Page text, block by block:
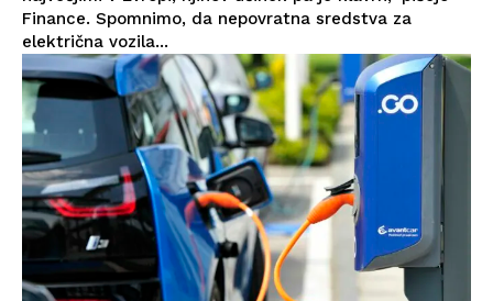
Finance. Spomnimo, da nepovratna sredstva za
električna vozila...